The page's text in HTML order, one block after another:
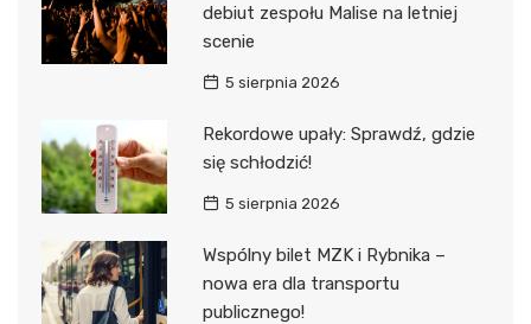
debiut zespołu Malise na letniej
scenie
5 sierpnia 2026
Rekordowe upały: Sprawdź, gdzie
się schłodzić!
5 sierpnia 2026
Wspólny bilet MZK i Rybnika –
nowa era dla transportu
publicznego!